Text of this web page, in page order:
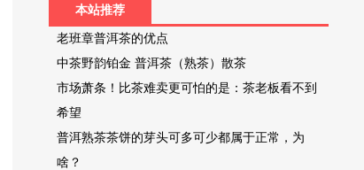
本站推荐
老班章普洱茶的优点
中茶野韵铂金 普洱茶（熟茶）散茶
市场萧条！比茶难卖更可怕的是：茶老板看不到
希望
普洱熟茶茶饼的芽头可多可少都属于正常，为
啥？